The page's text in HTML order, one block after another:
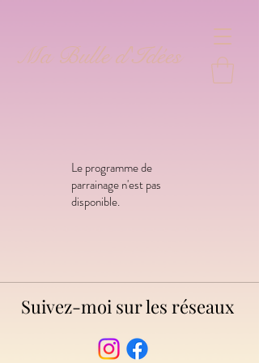
Ma Bulle d'Idées
Le programme de
parrainage n'est pas
disponible.
Suivez-moi sur les réseaux